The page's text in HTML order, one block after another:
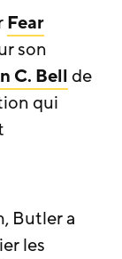
Fear
son
C. Bell de
qui
Butler a
les